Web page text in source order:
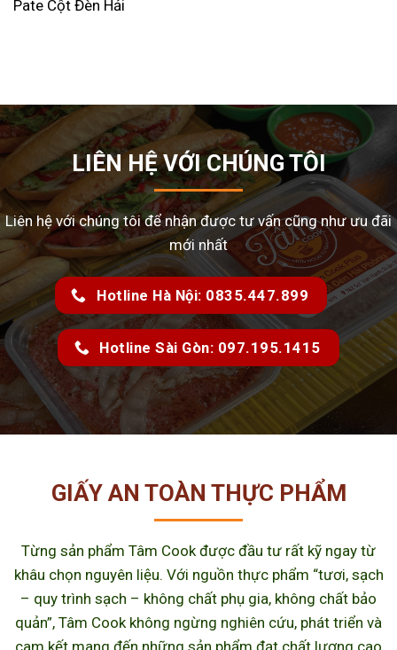
LIÊN HỆ VỚI CHÚNG TÔI
Liên hệ với chúng tôi để nhận được tư vấn cũng như ưu đãi
mới nhất
Hotline Hà Nội: 0835.447.899
Hotline Sài Gòn: 097.195.1415
GIẤY AN TOÀN THỰC PHẨM
Từng sản phẩm Tâm Cook được đầu tư rất kỹ ngay từ
khâu chọn nguyên liệu. Với nguồn thực phẩm “tươi, sạch
– quy trình sạch – không chất phụ gia, không chất bảo
quản”, Tâm Cook không ngừng nghiên cứu, phát triển và